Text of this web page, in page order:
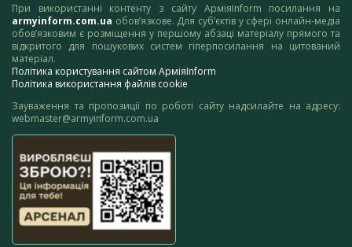
При використанні контенту з сайту АрміяInform посилання на
armyinform.com.ua обов’язкове. Для суб’єктів у сфері онлайн-медіа
обов’язковим є розміщення у першому абзаці матеріалу прямого та
відкритого для пошукових систем гіперпосилання на цитований
матеріал.
Політика користування сайтом АрміяInform
Політика використання файлів cookie
Зауваження та пропозиції по роботі сайту надсилайте на адресу:
webmaster@armyinform.com.ua